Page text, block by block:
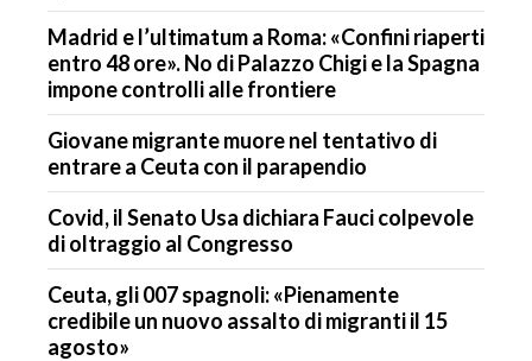
Madrid e l’ultimatum a Roma: «Confini riaperti
entro 48 ore». No di Palazzo Chigi e la Spagna
impone controlli alle frontiere
Giovane migrante muore nel tentativo di
entrare a Ceuta con il parapendio
Covid, il Senato Usa dichiara Fauci colpevole
di oltraggio al Congresso
Ceuta, gli 007 spagnoli: «Pienamente
credibile un nuovo assalto di migranti il 15
agosto»